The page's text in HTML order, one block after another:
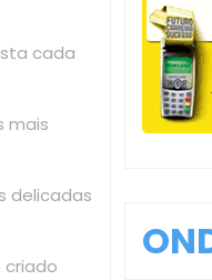
cada
mais
delicadas
criado